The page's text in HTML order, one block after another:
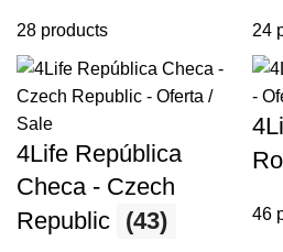
28 products 24
4Life República
Checa - Czech
Republic (43) 46